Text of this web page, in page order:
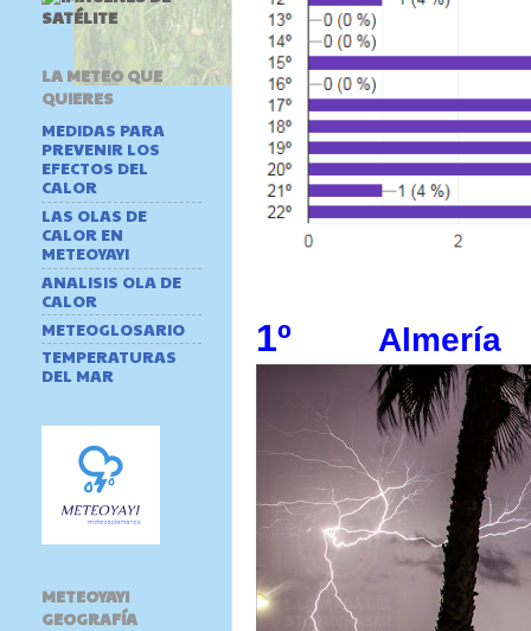
1º Almería
LA METEO QUE
QUIERES
MEDIDAS PARA
PREVENIR LOS
EFECTOS DEL
CALOR
LAS OLAS DE
CALOR EN
METEOYAYI
ANALISIS OLA DE
CALOR
METEOGLOSARIO
TEMPERATURAS
DEL MAR
METEOYAYI
GEOGRAFÍA